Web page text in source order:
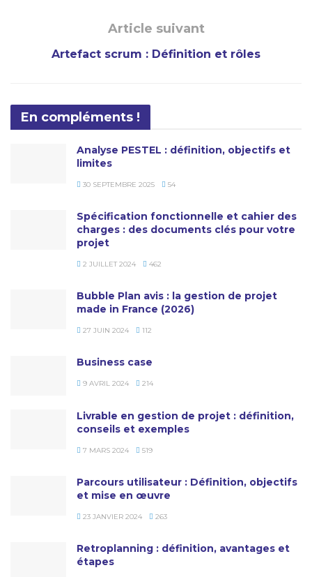
Article suivant
Artefact scrum : Définition et rôles
En compléments !
Analyse PESTEL : définition, objectifs et
limites
30 SEPTEMBRE 2025 54
Spécification fonctionnelle et cahier des
charges : des documents clés pour votre
projet
2 JUILLET 2024 462
Bubble Plan avis : la gestion de projet
made in France (2026)
27 JUIN 2024 112
Business case
9 AVRIL 2024 214
Livrable en gestion de projet : définition,
conseils et exemples
7 MARS 2024 519
Parcours utilisateur : Définition, objectifs
et mise en œuvre
23 JANVIER 2024 263
Retroplanning : définition, avantages et
étapes